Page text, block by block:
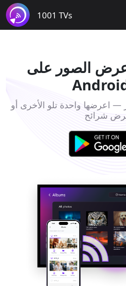
1001 TVs
عرض الصور على
اعرضها واحدة تلو الأخرى أو